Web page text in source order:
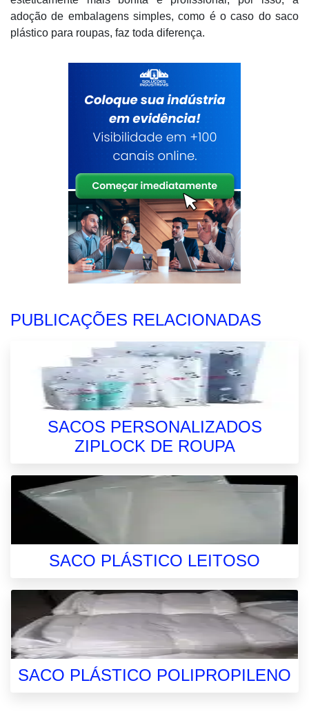
adoção de embalagens simples, como é o caso do saco
plástico para roupas, faz toda diferença.
PUBLICAÇÕES RELACIONADAS
SACOS PERSONALIZADOS
ZIPLOCK DE ROUPA
SACO PLÁSTICO LEITOSO
SACO PLÁSTICO POLIPROPILENO